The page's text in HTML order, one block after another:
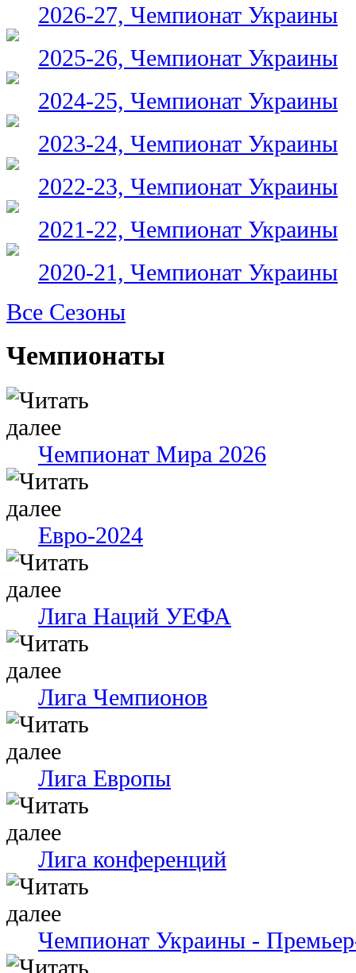
2026-27, Чемпионат Украины
2025-26, Чемпионат Украины
2024-25, Чемпионат Украины
2023-24, Чемпионат Украины
2022-23, Чемпионат Украины
2021-22, Чемпионат Украины
2020-21, Чемпионат Украины
Все Сезоны
Чемпионаты
Чемпионат Мира 2026
Евро-2024
Лига Наций УЕФА
Лига Чемпионов
Лига Европы
Лига конференций
Чемпионат Украины -